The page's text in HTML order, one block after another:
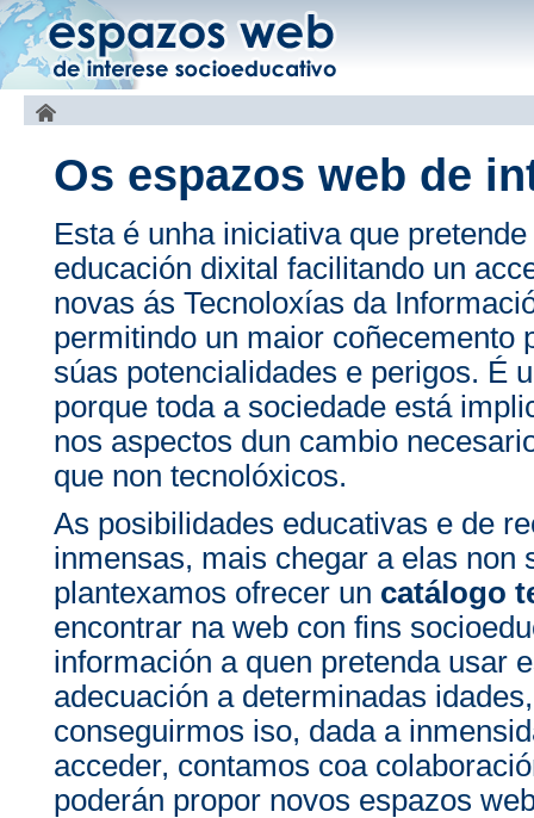
Os espazos web de
Esta é unha iniciativa que
educación dixital facilitando un
novas ás Tecnoloxías da
permitindo un maior coñecemento
súas potencialidades e perigos. É
porque toda a sociedade está
nos aspectos dun cambio
que non tecnolóxicos.
As posibilidades educativas e de
inmensas, mais chegar a elas non
plantexamos ofrecer un catálogo
encontrar na web con fins
información a quen pretenda usar
adecuación a determinadas
conseguirmos iso, dada a
acceder, contamos coa
poderán propor novos espazos